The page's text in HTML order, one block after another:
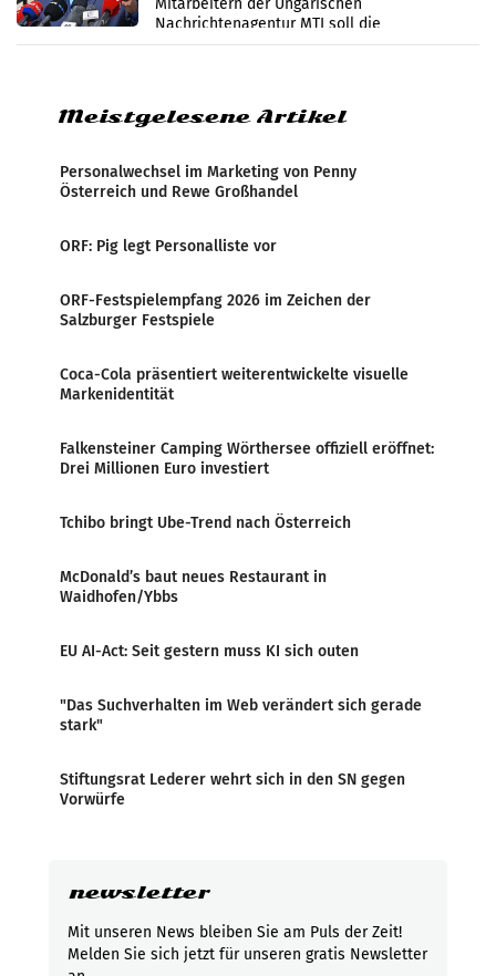
Nachrichtenagentur MTI soll die
systematische Nachrichten-Manipulation und
Meistgelesene Artikel
Personalwechsel im Marketing von Penny
Österreich und Rewe Großhandel
ORF: Pig legt Personalliste vor
ORF-Festspielempfang 2026 im Zeichen der
Salzburger Festspiele
Coca-Cola präsentiert weiterentwickelte visuelle
Markenidentität
Falkensteiner Camping Wörthersee offiziell eröffnet:
Drei Millionen Euro investiert
Tchibo bringt Ube-Trend nach Österreich
McDonald’s baut neues Restaurant in
Waidhofen/Ybbs
EU AI-Act: Seit gestern muss KI sich outen
"Das Suchverhalten im Web verändert sich gerade
stark"
Stiftungsrat Lederer wehrt sich in den SN gegen
Vorwürfe
newsletter
Mit unseren News bleiben Sie am Puls der Zeit!
Melden Sie sich jetzt für unseren gratis Newsletter